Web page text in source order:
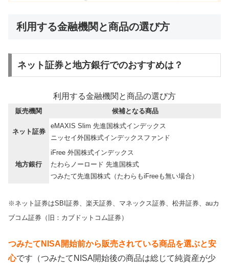
利用する金融機関と商品の選び方
ネット証券と地方銀行でのおすすめは？
利用する金融機関と商品の選び方
販売機関 候補となる商品
ネット証券
eMAXIS Slim 先進国株式インデックス
ニッセイ外国株式インデックスファンド
地方銀行
iFree 外国株式インデックス
たわらノーロード 先進国株式
つみたて先進国株式（たわらもiFreeも無い場合）
※ネット証券はSBI証券、楽天証券、マネックス証券、松井証券、auカ
ブコム証券（旧：カブドットコム証券）
つみたてNISA開始前から販売されている商品を選ぶと安
心です（つみたてNISA開始後の商品は総じて純資産が少